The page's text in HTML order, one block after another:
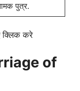
पुत्र.
क्लिक करे
of